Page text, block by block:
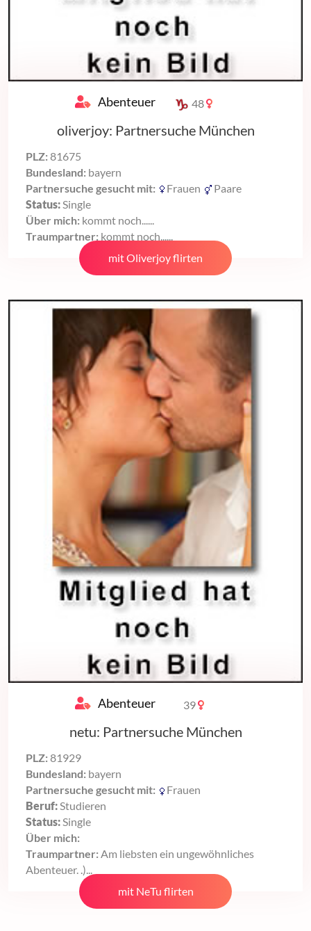
Abenteuer 48
oliverjoy: Partnersuche München
PLZ: 81675
Bundesland: bayern
Partnersuche gesucht mit:
Frauen
Paare
Status:Single
Über mich: kommt noch......
Traumpartner: kommt noch......
mit Oliverjoy flirten
Abenteuer 39
netu: Partnersuche München
PLZ: 81929
Bundesland: bayern
Partnersuche gesucht mit:
Frauen
Beruf:Studieren
Status:Single
Über mich:
Traumpartner: Am liebsten ein ungewöhnliches
Abenteuer. .)...
mit NeTu flirten